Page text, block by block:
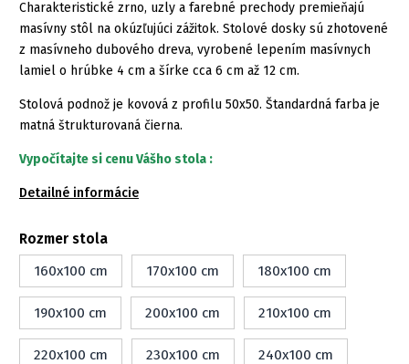
Charakteristické zrno, uzly a farebné prechody premieňajú
masívny stôl na okúzľujúci zážitok. Stolové dosky sú zhotovené
z masívneho dubového dreva, vyrobené lepením masívnych
lamiel o hrúbke 4 cm a šírke cca 6 cm až 12 cm.
Stolová podnož je kovová z profilu 50x50. Štandardná farba je
matná štrukturovaná čierna.
Vypočítajte si cenu Vášho stola :
Detailné informácie
Rozmer stola
160x100 cm
170x100 cm 180x100 cm
190x100 cm 200x100 cm 210x100 cm
220x100 cm 230x100 cm 240x100 cm